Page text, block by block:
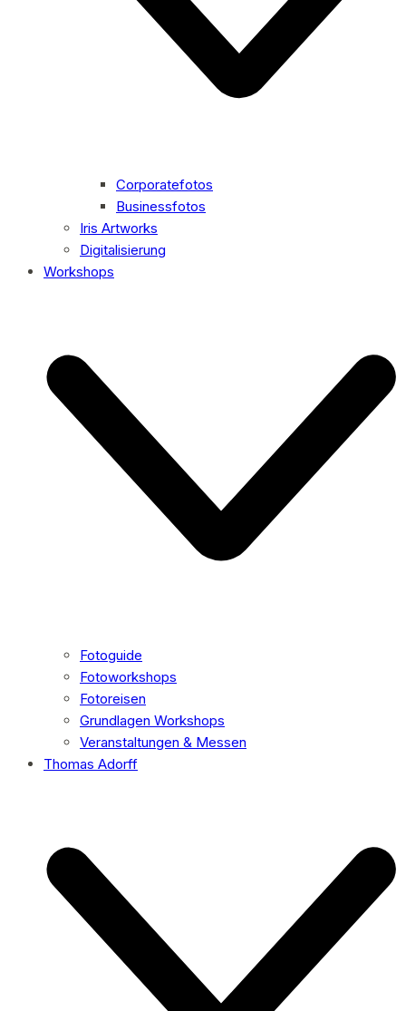
Corporatefotos
Businessfotos
Iris Artworks
Digitalisierung
Workshops
Fotoguide
Fotoworkshops
Fotoreisen
Grundlagen Workshops
Veranstaltungen & Messen
Thomas Adorff